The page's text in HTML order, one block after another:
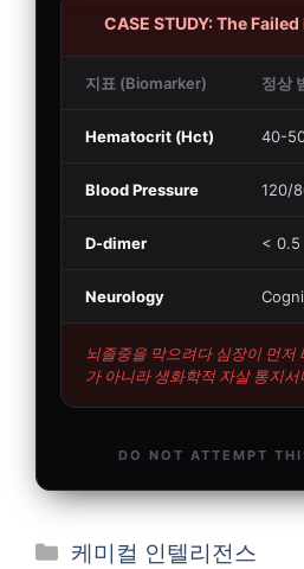
카
케미컬 인텔리전스